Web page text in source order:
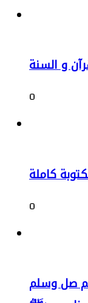
و السنة
0
كاملة
0
صل وسلم